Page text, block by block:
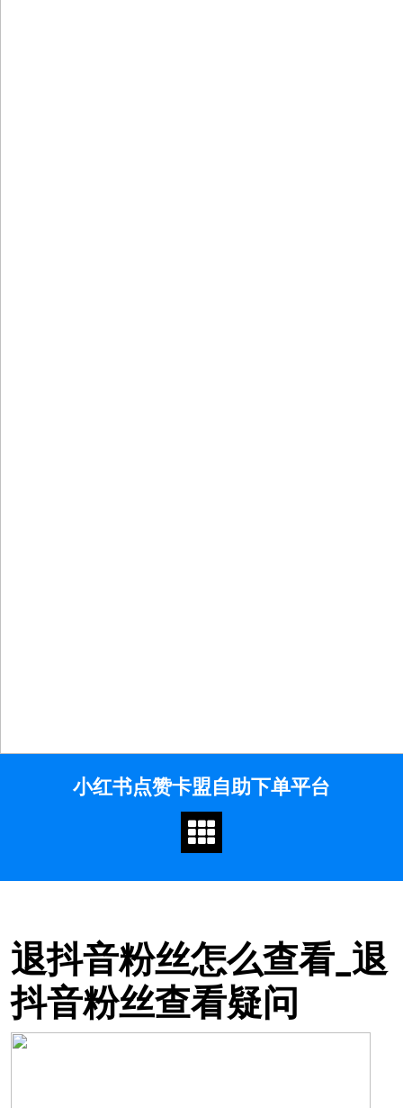
小红书点赞卡盟自助下单平台
退抖音粉丝怎么查看_退
抖音粉丝查看疑问